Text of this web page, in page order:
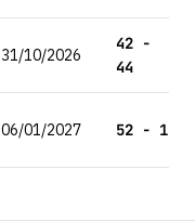
31/10/2026
42 -
44
06/01/2027 52 - 1